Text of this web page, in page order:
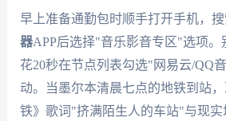
早上准备通勤包时顺手打开手机，
器APP后选择"音乐影音专区"选项。
花20秒在节点列表勾选"网易云/QQ
动。当墨尔本清晨七点的地铁到站
铁》歌词"挤满陌生人的车站"与现